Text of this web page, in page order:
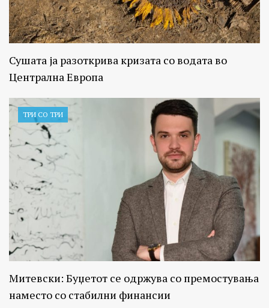
Сушата ја разоткрива кризата со водата во
Централна Европа
ТРИ СО ТРИ
Митевски: Буџетот се одржува со премостувања
наместо со стабилни финансии